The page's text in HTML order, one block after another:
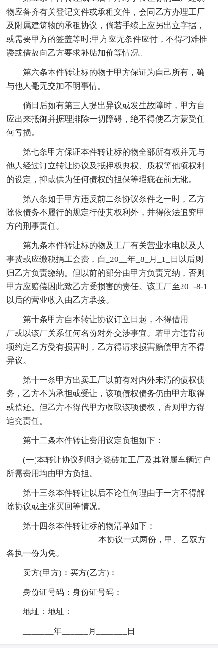
物应备齐有关登记文件或承租文件，会同乙方办理工厂
及附属建筑物的承租协议，倘若手续上应另出立字据，
或需要甲方的签盖等时;甲方应无条件应付，不得刁难推
诿或借故向乙方要求补贴加价等情况。
第六条本件转让标的物于甲方保证为自己所有，确
与他人毫无交加不明事情。
倘日后如有第三人提出异议或发生故障时，甲方自
应出来抵御并据理排除一切障碍，绝不得使乙方蒙受任
何亏损。
第七条甲方保证本件转让标的物全部所有权并无与
他人经过订立转让协议及抵押权典权、质权等他项权利
的设定，抑或供为任何债权的担保等瑕疵在前无讹。
第八条如于甲方违反前二条协议条件之一时，乙方
除依债务不履行的规定行使其权利外，并得依法追究甲
方的刑事责任。
第九条本件转让标的物及工厂有关营业水电以及人
事费或应缴税捐工会费，自_20__年_8_月_1_日以后则
归乙方负责缴纳。但以前的部分由甲方负责完纳，否则
甲方应赔偿因此致乙方受损害的责任。该工厂至20_-8-1
以后的营业收入由乙方承接。
第十条甲方自本转让协议订立日起，不得借用____
厂或以该厂关系任何名份对外交涉事宜。若甲方违背前
项约定乙方受有损害时，乙方得请求损害赔偿甲方不得
异议。
第十一条甲方出卖工厂以前有对内外未清的债权债
务，乙方不为承担或受让，该项债权债务仍由甲方取得
或偿还。但乙方不得代甲方收取该项债权，否则甲方得
追究责任。
第十二条本件转让费用议定负担如下：
(一)本转让协议列明之瓷砖加工厂及其附属车辆过户
所需费用均由甲方负担。
第十三条本件转让以后不论任何理由于一方不得解
除协议或主张买回等情况。
第十四条本件转让标的物清单如下：
_____________________本协议一式两份，甲、乙双方
各执一份为凭。
卖方(甲方)：买方(乙方)：
身份证号码：身份证号码：
地址：地址：
_______年______月_______日